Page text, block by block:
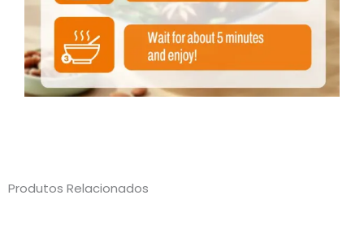
Produtos Relacionados